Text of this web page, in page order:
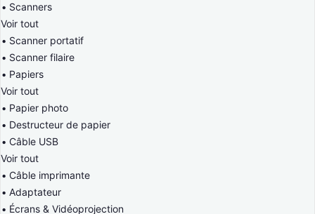
Scanners
Voir tout
Scanner portatif
Scanner filaire
Papiers
Voir tout
Papier photo
Destructeur de papier
Câble USB
Voir tout
Câble imprimante
Adaptateur
Écrans & Vidéoprojection